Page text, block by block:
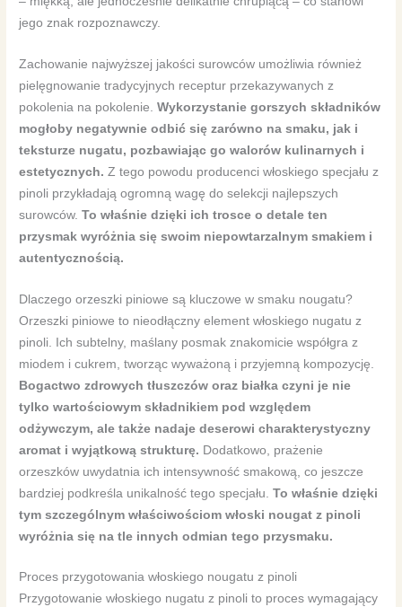
jego znak rozpoznawczy.
Zachowanie najwyższej jakości surowców umożliwia również
pielęgnowanie tradycyjnych receptur przekazywanych z
pokolenia na pokolenie.Wykorzystanie gorszych składników
mogłoby negatywnie odbić się zarówno na smaku, jak i
teksturze nugatu, pozbawiając go walorów kulinarnych i
estetycznych. Z tego powodu producenci włoskiego specjału z
pinoli przykładają ogromną wagę do selekcji najlepszych
surowców.To właśnie dzięki ich trosce o detale ten
przysmak wyróżnia się swoim niepowtarzalnym smakiem i
autentycznością.
Dlaczego orzeszki piniowe są kluczowe w smaku nougatu?
Orzeszki piniowe to nieodłączny element włoskiego nugatu z
pinoli. Ich subtelny, maślany posmak znakomicie współgra z
miodem i cukrem, tworząc wyważoną i przyjemną kompozycję.
Bogactwo zdrowych tłuszczów oraz białka czyni je nie
tylko wartościowym składnikiem pod względem
odżywczym, ale także nadaje deserowi charakterystyczny
aromat i wyjątkową strukturę. Dodatkowo, prażenie
orzeszków uwydatnia ich intensywność smakową, co jeszcze
bardziej podkreśla unikalność tego specjału.To właśnie dzięki
tym szczególnym właściwościom włoski nougat z pinoli
wyróżnia się na tle innych odmian tego przysmaku.
Proces przygotowania włoskiego nougatu z pinoli
Przygotowanie włoskiego nugatu z pinoli to proces wymagający